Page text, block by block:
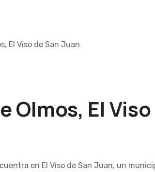
El Viso de San Juan
Olmos, El
en El Viso de San Juan, un